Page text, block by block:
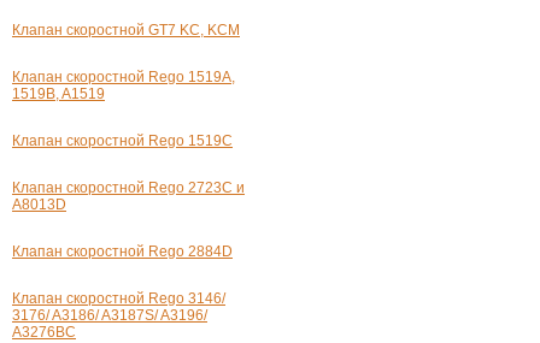
Клапан скоростной GT7 KC, KCM
Клапан скоростной Rego 1519A,
1519B, A1519
Клапан скоростной Rego 1519C
Клапан скоростной Rego 2723C и
А8013D
Клапан скоростной Rego 2884D
Клапан скоростной Rego 3146/
3176/ A3186/ A3187S/ A3196/
A3276BC